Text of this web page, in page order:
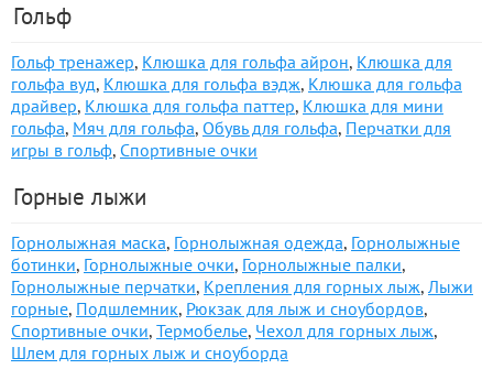
Гольф
Гольф тренажер, Клюшка для гольфа айрон, Клюшка для
гольфа вуд, Клюшка для гольфа вэдж, Клюшка для гольфа
драйвер, Клюшка для гольфа паттер, Клюшка для мини
гольфа, Мяч для гольфа, Обувь для гольфа, Перчатки для
игры в гольф, Спортивные очки
Горные лыжи
Горнолыжная маска, Горнолыжная одежда, Горнолыжные
ботинки, Горнолыжные очки, Горнолыжные палки,
Горнолыжные перчатки, Крепления для горных лыж, Лыжи
горные, Подшлемник, Рюкзак для лыж и сноубордов,
Спортивные очки, Термобелье, Чехол для горных лыж,
Шлем для горных лыж и сноуборда